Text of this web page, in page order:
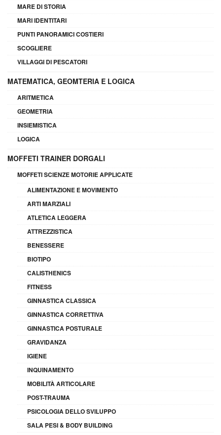
MARE DI STORIA
MARI IDENTITARI
PUNTI PANORAMICI COSTIERI
SCOGLIERE
VILLAGGI DI PESCATORI
MATEMATICA, GEOMTERIA E LOGICA
ARITMETICA
GEOMETRIA
INSIEMISTICA
LOGICA
MOFFETI TRAINER DORGALI
MOFFETI SCIENZE MOTORIE APPLICATE
ALIMENTAZIONE E MOVIMENTO
ARTI MARZIALI
ATLETICA LEGGERA
ATTREZZISTICA
BENESSERE
BIOTIPO
CALISTHENICS
FITNESS
GINNASTICA CLASSICA
GINNASTICA CORRETTIVA
GINNASTICA POSTURALE
GRAVIDANZA
IGIENE
INQUINAMENTO
MOBILITÀ ARTICOLARE
POST-TRAUMA
PSICOLOGIA DELLO SVILUPPO
SALA PESI & BODY BUILDING